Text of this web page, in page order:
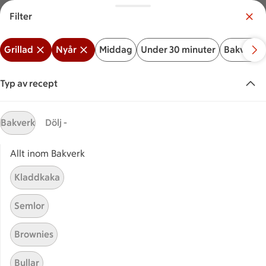
Meny Logga in
Vilken är din butik? Välj butik
Start
Sök ingrediens eller recept
Inga förslag
Grillad
ReceptVisar 13 stycken
(13)
Stekt sparris
Filter
Grillad Nyår Middag Under 30 minuter Bakverk
Typ av recept
Bakverk Dölj -
Allt inom Bakverk
Kladdkaka
Semlor
Brownies
Bullar